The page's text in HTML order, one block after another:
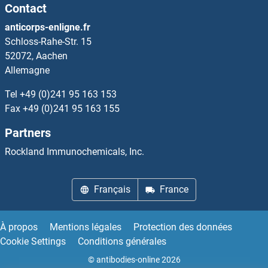
Actin, alpha 1, Skeletal Muscle Anticorps
Actin, alpha 2, Smooth Muscle, Aorta Anticorps
Actin, Alpha, Cardiac Muscle 1 Anticorps
Actin, Beta, gamma Anticorps
Actin, gamma 1 Anticorps
Activating Transcription Factor 7 Anticorps
Activin A Receptor Type IB/ALK-4 Anticorps
Contact
anticorps-enligne.fr
Schloss-Rahe-Str. 15
52072, Aachen
Allemagne
Tel +49 (0)241 95 163 153
Fax +49 (0)241 95 163 155
Partners
Rockland Immunochemicals, Inc.
Français France
À propos Mentions légales
Protection des données
Cookie Settings
Conditions générales
© antibodies-online 2026